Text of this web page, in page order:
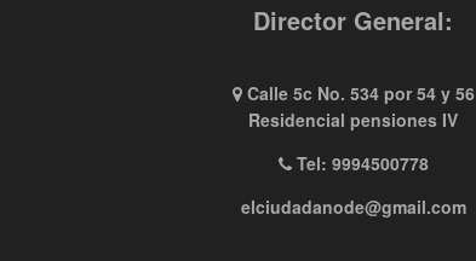
Director General:
Calle 5c No. 534 por 54 y 56
Residencial pensiones IV
Tel: 9994500778
elciudadanode@gmail.com